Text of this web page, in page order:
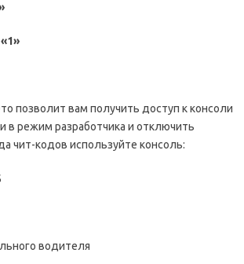
позволит вам получить доступ к консоли
в режим разработчика и отключить
чит-кодов используйте консоль:
водителя